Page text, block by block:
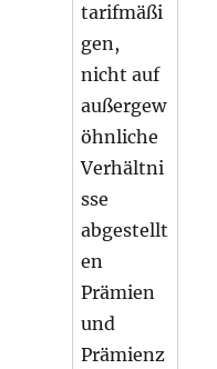
tarifmäßi
gen,
nicht auf
außergew
öhnliche
Verhältni
sse
abgestellt
en
Prämien
und
Prämienz